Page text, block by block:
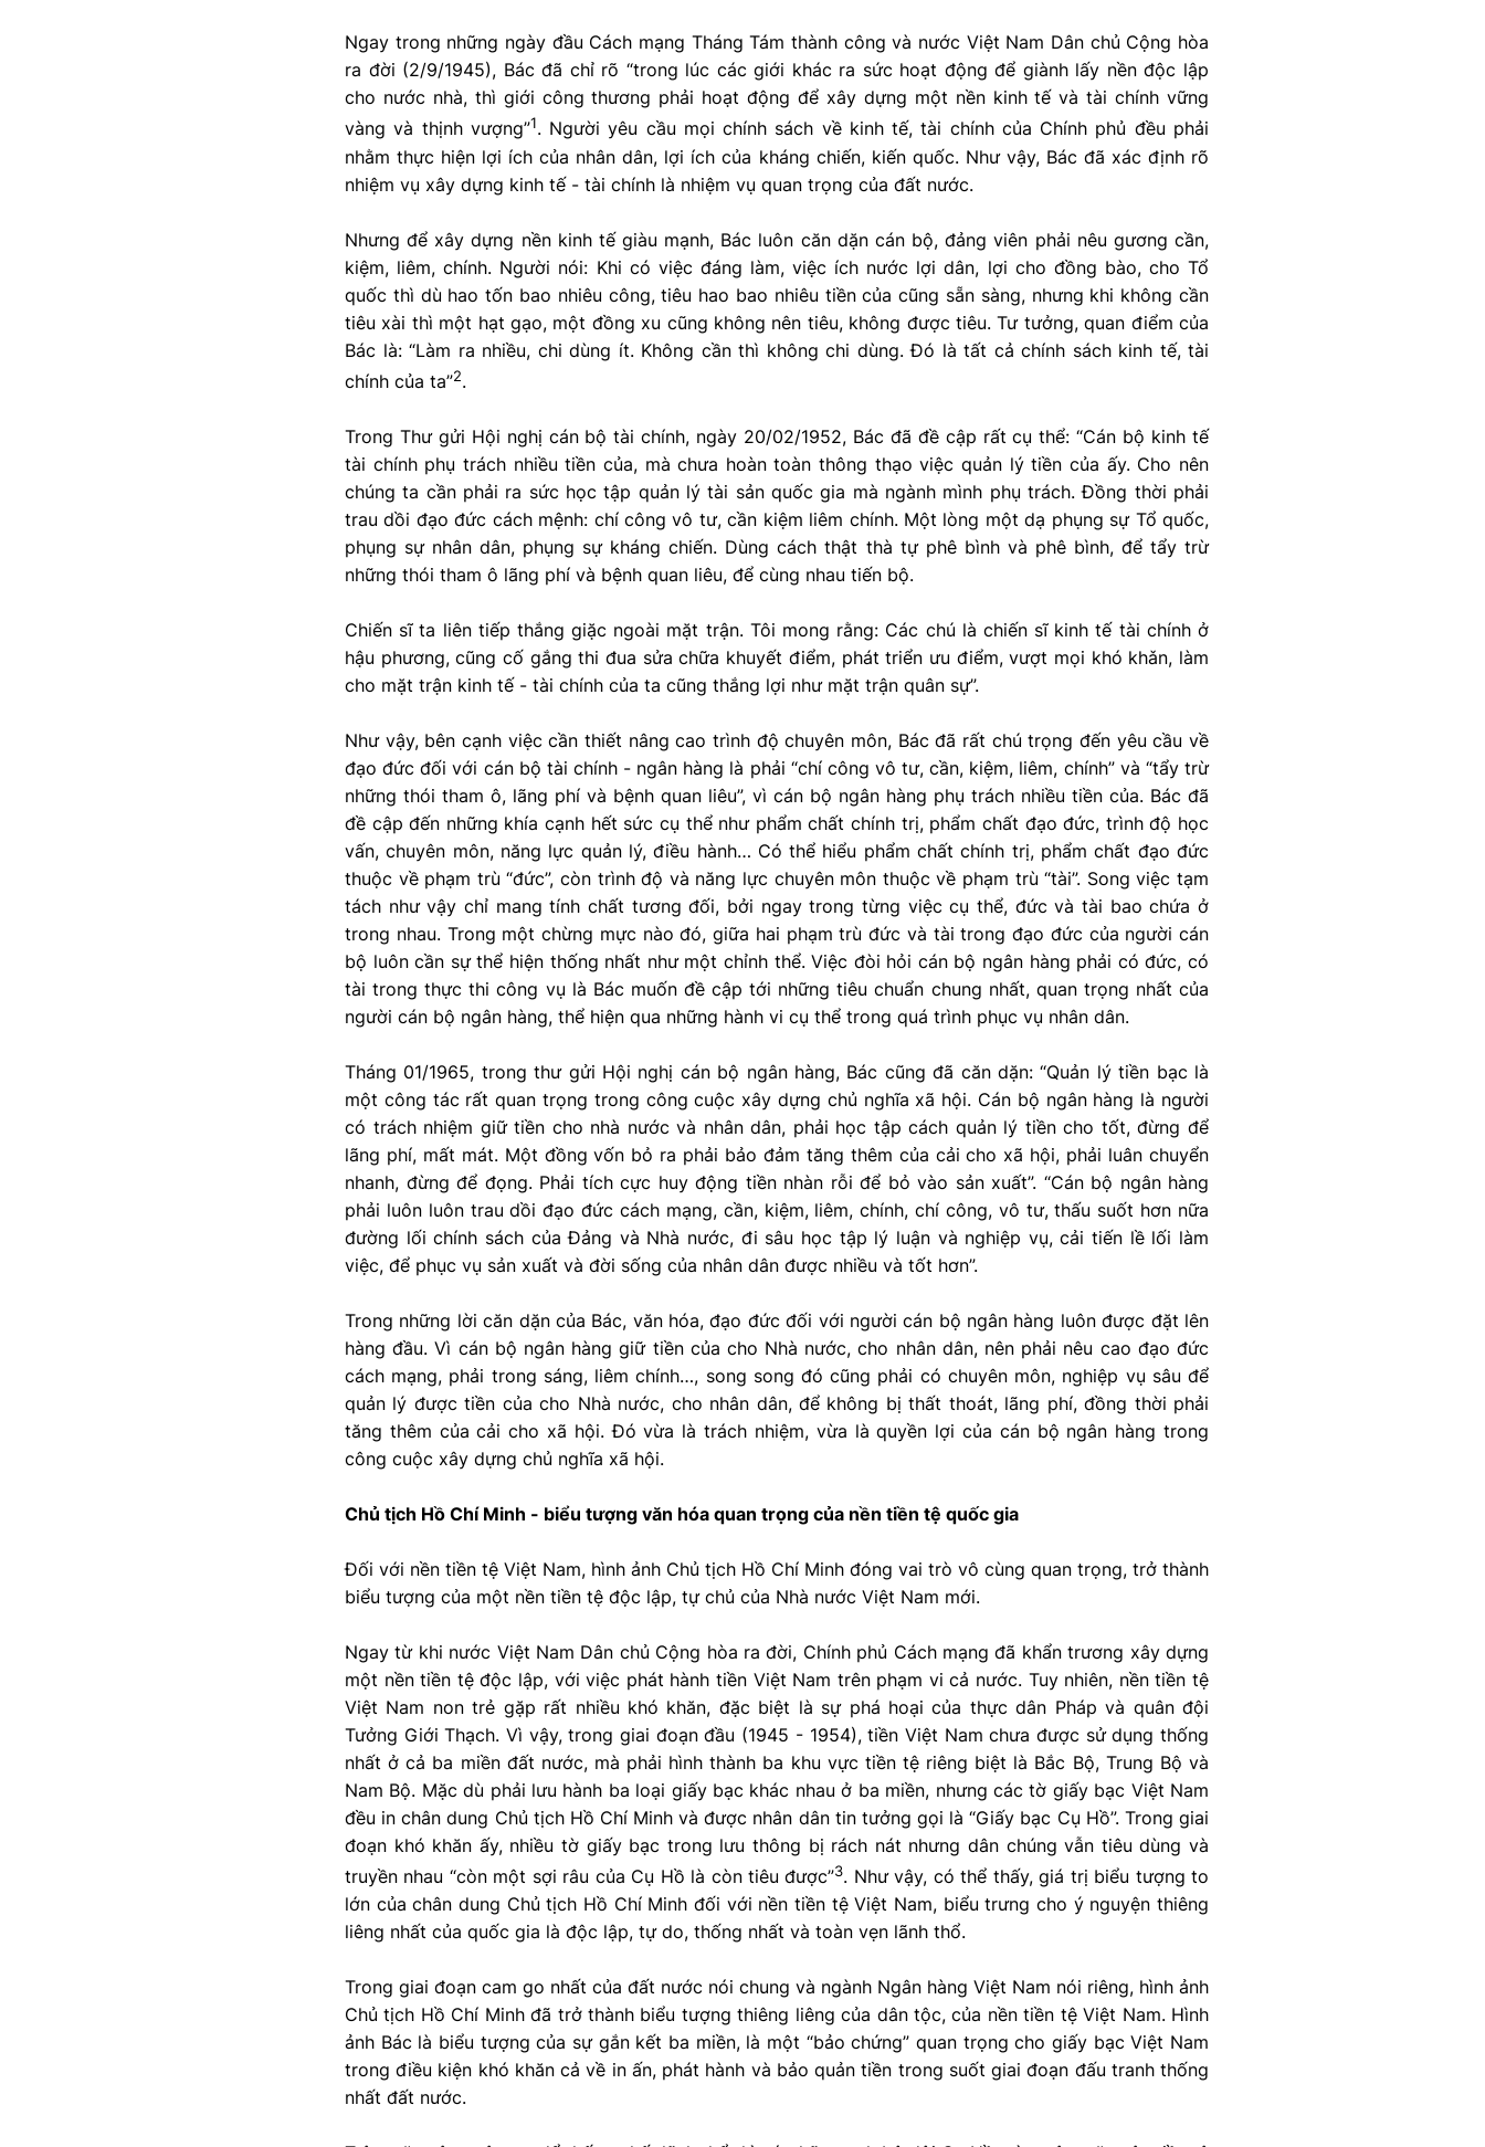
Ngay trong những ngày đầu Cách mạng Tháng Tám thành công và nước Việt Nam Dân chủ Cộng hòa
ra đời (2/9/1945), Bác đã chỉ rõ “trong lúc các giới khác ra sức hoạt động để giành lấy nền độc lập
cho nước nhà, thì giới công thương phải hoạt động để xây dựng một nền kinh tế và tài chính vững
vàng và thịnh vượng”1. Người yêu cầu mọi chính sách về kinh tế, tài chính của Chính phủ đều phải
nhằm thực hiện lợi ích của nhân dân, lợi ích của kháng chiến, kiến quốc. Như vậy, Bác đã xác định rõ
nhiệm vụ xây dựng kinh tế - tài chính là nhiệm vụ quan trọng của đất nước.
Nhưng để xây dựng nền kinh tế giàu mạnh, Bác luôn căn dặn cán bộ, đảng viên phải nêu gương cần,
kiệm, liêm, chính. Người nói: Khi có việc đáng làm, việc ích nước lợi dân, lợi cho đồng bào, cho Tổ
quốc thì dù hao tốn bao nhiêu công, tiêu hao bao nhiêu tiền của cũng sẵn sàng, nhưng khi không cần
tiêu xài thì một hạt gạo, một đồng xu cũng không nên tiêu, không được tiêu. Tư tưởng, quan điểm của
Bác là: “Làm ra nhiều, chi dùng ít. Không cần thì không chi dùng. Đó là tất cả chính sách kinh tế, tài
chính của ta”2.
Trong Thư gửi Hội nghị cán bộ tài chính, ngày 20/02/1952, Bác đã đề cập rất cụ thể: “Cán bộ kinh tế
tài chính phụ trách nhiều tiền của, mà chưa hoàn toàn thông thạo việc quản lý tiền của ấy. Cho nên
chúng ta cần phải ra sức học tập quản lý tài sản quốc gia mà ngành mình phụ trách. Đồng thời phải
trau dồi đạo đức cách mệnh: chí công vô tư, cần kiệm liêm chính. Một lòng một dạ phụng sự Tổ quốc,
phụng sự nhân dân, phụng sự kháng chiến. Dùng cách thật thà tự phê bình và phê bình, để tẩy trừ
những thói tham ô lãng phí và bệnh quan liêu, để cùng nhau tiến bộ.
Chiến sĩ ta liên tiếp thắng giặc ngoài mặt trận. Tôi mong rằng: Các chú là chiến sĩ kinh tế tài chính ở
hậu phương, cũng cố gắng thi đua sửa chữa khuyết điểm, phát triển ưu điểm, vượt mọi khó khǎn, làm
cho mặt trận kinh tế - tài chính của ta cũng thắng lợi như mặt trận quân sự”.
Như vậy, bên cạnh việc cần thiết nâng cao trình độ chuyên môn, Bác đã rất chú trọng đến yêu cầu về
đạo đức đối với cán bộ tài chính - ngân hàng là phải “chí công vô tư, cần, kiệm, liêm, chính” và “tẩy trừ
những thói tham ô, lãng phí và bệnh quan liêu”, vì cán bộ ngân hàng phụ trách nhiều tiền của. Bác đã
đề cập đến những khía cạnh hết sức cụ thể như phẩm chất chính trị, phẩm chất đạo đức, trình độ học
vấn, chuyên môn, năng lực quản lý, điều hành… Có thể hiểu phẩm chất chính trị, phẩm chất đạo đức
thuộc về phạm trù “đức”, còn trình độ và năng lực chuyên môn thuộc về phạm trù “tài”. Song việc tạm
tách như vậy chỉ mang tính chất tương đối, bởi ngay trong từng việc cụ thể, đức và tài bao chứa ở
trong nhau. Trong một chừng mực nào đó, giữa hai phạm trù đức và tài trong đạo đức của người cán
bộ luôn cần sự thể hiện thống nhất như một chỉnh thể. Việc đòi hỏi cán bộ ngân hàng phải có đức, có
tài trong thực thi công vụ là Bác muốn đề cập tới những tiêu chuẩn chung nhất, quan trọng nhất của
người cán bộ ngân hàng, thể hiện qua những hành vi cụ thể trong quá trình phục vụ nhân dân.
Tháng 01/1965, trong thư gửi Hội nghị cán bộ ngân hàng, Bác cũng đã căn dặn: “Quản lý tiền bạc là
một công tác rất quan trọng trong công cuộc xây dựng chủ nghĩa xã hội. Cán bộ ngân hàng là người
có trách nhiệm giữ tiền cho nhà nước và nhân dân, phải học tập cách quản lý tiền cho tốt, đừng để
lãng phí, mất mát. Một đồng vốn bỏ ra phải bảo đảm tăng thêm của cải cho xã hội, phải luân chuyển
nhanh, đừng để đọng. Phải tích cực huy động tiền nhàn rỗi để bỏ vào sản xuất”. “Cán bộ ngân hàng
phải luôn luôn trau dồi đạo đức cách mạng, cần, kiệm, liêm, chính, chí công, vô tư, thấu suốt hơn nữa
đường lối chính sách của Đảng và Nhà nước, đi sâu học tập lý luận và nghiệp vụ, cải tiến lề lối làm
việc, để phục vụ sản xuất và đời sống của nhân dân được nhiều và tốt hơn”.
Trong những lời căn dặn của Bác, văn hóa, đạo đức đối với người cán bộ ngân hàng luôn được đặt lên
hàng đầu. Vì cán bộ ngân hàng giữ tiền của cho Nhà nước, cho nhân dân, nên phải nêu cao đạo đức
cách mạng, phải trong sáng, liêm chính…, song song đó cũng phải có chuyên môn, nghiệp vụ sâu để
quản lý được tiền của cho Nhà nước, cho nhân dân, để không bị thất thoát, lãng phí, đồng thời phải
tăng thêm của cải cho xã hội. Đó vừa là trách nhiệm, vừa là quyền lợi của cán bộ ngân hàng trong
công cuộc xây dựng chủ nghĩa xã hội.
Chủ tịch Hồ Chí Minh - biểu tượng văn hóa quan trọng của nền tiền tệ quốc gia
Đối với nền tiền tệ Việt Nam, hình ảnh Chủ tịch Hồ Chí Minh đóng vai trò vô cùng quan trọng, trở thành
biểu tượng của một nền tiền tệ độc lập, tự chủ của Nhà nước Việt Nam mới.
Ngay từ khi nước Việt Nam Dân chủ Cộng hòa ra đời, Chính phủ Cách mạng đã khẩn trương xây dựng
một nền tiền tệ độc lập, với việc phát hành tiền Việt Nam trên phạm vi cả nước. Tuy nhiên, nền tiền tệ
Việt Nam non trẻ gặp rất nhiều khó khăn, đặc biệt là sự phá hoại của thực dân Pháp và quân đội
Tưởng Giới Thạch. Vì vậy, trong giai đoạn đầu (1945 - 1954), tiền Việt Nam chưa được sử dụng thống
nhất ở cả ba miền đất nước, mà phải hình thành ba khu vực tiền tệ riêng biệt là Bắc Bộ, Trung Bộ và
Nam Bộ. Mặc dù phải lưu hành ba loại giấy bạc khác nhau ở ba miền, nhưng các tờ giấy bạc Việt Nam
đều in chân dung Chủ tịch Hồ Chí Minh và được nhân dân tin tưởng gọi là “Giấy bạc Cụ Hồ”. Trong giai
đoạn khó khăn ấy, nhiều tờ giấy bạc trong lưu thông bị rách nát nhưng dân chúng vẫn tiêu dùng và
truyền nhau “còn một sợi râu của Cụ Hồ là còn tiêu được”3. Như vậy, có thể thấy, giá trị biểu tượng to
lớn của chân dung Chủ tịch Hồ Chí Minh đối với nền tiền tệ Việt Nam, biểu trưng cho ý nguyện thiêng
liêng nhất của quốc gia là độc lập, tự do, thống nhất và toàn vẹn lãnh thổ.
Trong giai đoạn cam go nhất của đất nước nói chung và ngành Ngân hàng Việt Nam nói riêng, hình ảnh
Chủ tịch Hồ Chí Minh đã trở thành biểu tượng thiêng liêng của dân tộc, của nền tiền tệ Việt Nam. Hình
ảnh Bác là biểu tượng của sự gắn kết ba miền, là một “bảo chứng” quan trọng cho giấy bạc Việt Nam
trong điều kiện khó khăn cả về in ấn, phát hành và bảo quản tiền trong suốt giai đoạn đấu tranh thống
nhất đất nước.